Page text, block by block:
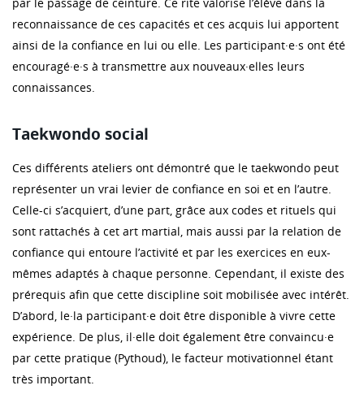
reconnaissance de ces capacités et ces acquis lui apportent
ainsi de la confiance en lui ou elle. Les participant·e·s ont été
encouragé·e·s à transmettre aux nouveaux·elles leurs
connaissances.
Taekwondo social
Ces différents ateliers ont démontré que le taekwondo peut
représenter un vrai levier de confiance en soi et en l’autre.
Celle-ci s’acquiert, d’une part, grâce aux codes et rituels qui
sont rattachés à cet art martial, mais aussi par la relation de
confiance qui entoure l’activité et par les exercices en eux-
mêmes adaptés à chaque personne. Cependant, il existe des
prérequis afin que cette discipline soit mobilisée avec intérêt.
D’abord, le·la participant·e doit être disponible à vivre cette
expérience. De plus, il·elle doit également être convaincu·e
par cette pratique (Pythoud), le facteur motivationnel étant
très important.